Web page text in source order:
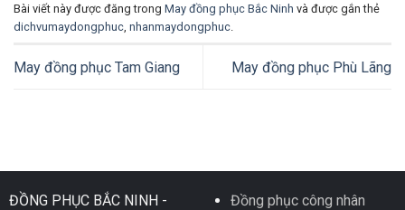
Bài viết này được đăng trong May đồng phục Bắc Ninh và được gắn thẻ
dichvumaydongphuc nhanmaydongphuc
May đồng phục Tam Giang May đồng phục Phù Lãng
ĐỒNG PHỤC BẮC NINH -
Đồng phục công nhân